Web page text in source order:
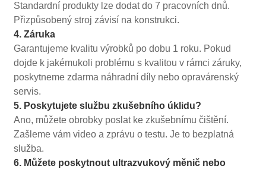
Standardní produkty lze dodat do 7 pracovních dnů.
Přizpůsobený stroj závisí na konstrukci.
4. Záruka
Garantujeme kvalitu výrobků po dobu 1 roku. Pokud
dojde k jakémukoli problému s kvalitou v rámci záruky,
poskytneme zdarma náhradní díly nebo opravárenský
servis.
5. Poskytujete službu zkušebního úklidu?
Ano, můžete obrobky poslat ke zkušebnímu čištění.
Zašleme vám video a zprávu o testu. Je to bezplatná
služba.
6. Můžete poskytnout ultrazvukový měnič nebo